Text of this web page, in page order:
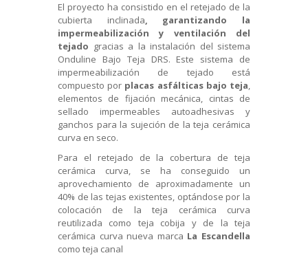
El proyecto ha consistido en el retejado de la
cubierta inclinada, garantizando la
impermeabilización y ventilación del
tejado gracias a la instalación del sistema
Onduline Bajo Teja DRS. Este sistema de
impermeabilización de tejado está
compuesto por placas asfálticas bajo teja,
elementos de fijación mecánica, cintas de
sellado impermeables autoadhesivas y
ganchos para la sujeción de la teja cerámica
curva en seco.
Para el retejado de la cobertura de teja
cerámica curva, se ha conseguido un
aprovechamiento de aproximadamente un
40% de las tejas existentes, optándose por la
colocación de la teja cerámica curva
reutilizada como teja cobija y de la teja
cerámica curva nueva marca La Escandella
como teja canal